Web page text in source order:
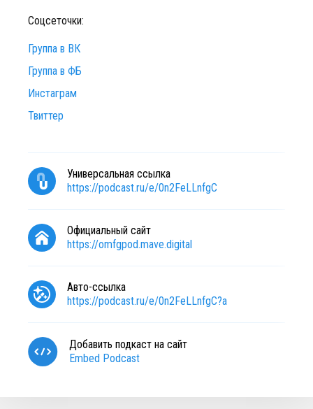
Соцсеточки:
Группа в ВК
Группа в ФБ
Инстаграм
Твиттер
Универсальная ссылка
https://podcast.ru/e/0n2FeLLnfgC
Официальный сайт
https://omfgpod.mave.digital
Авто-ссылка
https://podcast.ru/e/0n2FeLLnfgC?a
Добавить подкаст на сайт
Embed Podcast